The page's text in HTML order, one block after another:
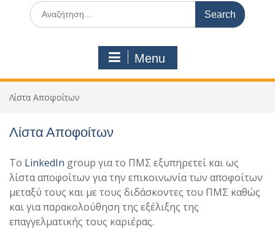
Search
for:
Menu
Λίστα Αποφοίτων
Λίστα Αποφοίτων
Το LinkedIn group για το ΠΜΣ εξυπηρετεί και ως
λίστα αποφοίτων για την επικοινωνία των αποφοίτων
μεταξύ τους και με τους διδάσκοντες του ΠΜΣ καθώς
και για παρακολούθηση της εξέλιξης της
επαγγελματικής τους καριέρας.